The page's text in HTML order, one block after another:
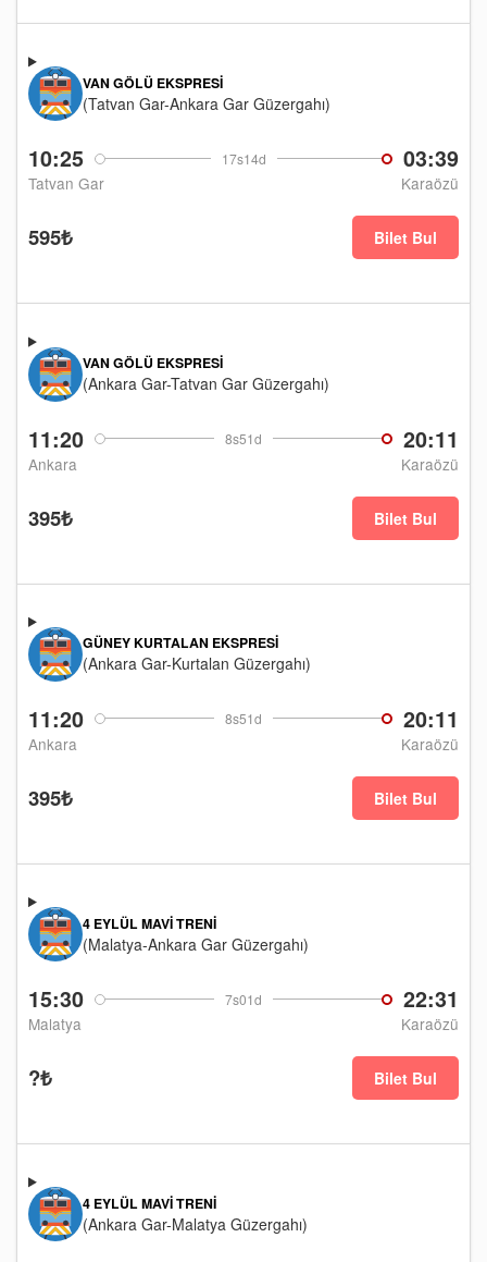
10:25 17s14d 03:39
Tatvan Gar Karaözü
VAN GÖLÜ EKSPRESI
(Tatvan Gar-Ankara Gar Güzergahı)
595₺ Bilet Bul
11:20 8s51d 20:11
Ankara Karaözü
VAN GÖLÜ EKSPRESI
(Ankara Gar-Tatvan Gar Güzergahı)
395₺ Bilet Bul
11:20 8s51d 20:11
Ankara Karaözü
GÜNEY KURTALAN EKSPRESI
(Ankara Gar-Kurtalan Güzergahı)
395₺ Bilet Bul
15:30 7s01d 22:31
Malatya Karaözü
4 EYLÜL MAVI TRENI
(Malatya-Ankara Gar Güzergahı)
?₺ Bilet Bul
4 EYLÜL MAVI TRENI
(Ankara Gar-Malatya Güzergahı)